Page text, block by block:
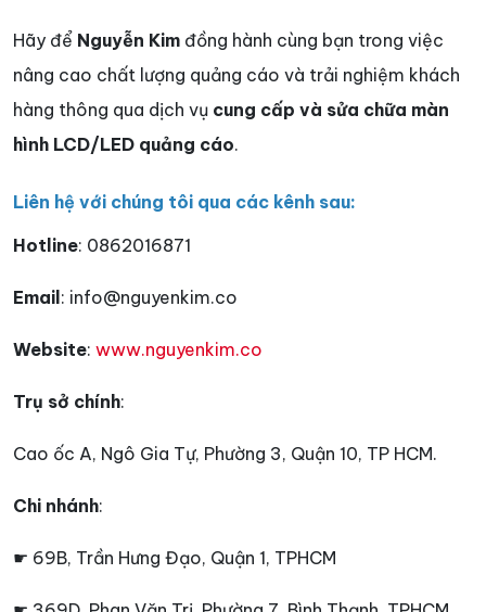
Hãy để Nguyễn Kim đồng hành cùng bạn trong việc
nâng cao chất lượng quảng cáo và trải nghiệm khách
hàng thông qua dịch vụ cung cấp và sửa chữa màn
hình LCD/LED quảng cáo.
Liên hệ với chúng tôi qua các kênh sau:
Hotline: 0862016871
Email: info@nguyenkim.co
Website: www.nguyenkim.co
Trụ sở chính:
Cao ốc A, Ngô Gia Tự, Phường 3, Quận 10, TP HCM.
Chi nhánh:
☛ 69B, Trần Hưng Đạo, Quận 1, TPHCM